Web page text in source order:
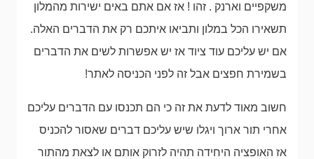
משקפיים וארנק . זהו ! אז אם אתם באים ישירות מהמלון
תשאירו הכל במלון ותביאו איתכם רק את הדברים האלה.
אם יש עליכם עוד ציוד אז יש אפשרות לשים את הדברים
בשמירת חפצים אבל זה לפני הכניסה לאתר!
חשוב מאוד לדעת את זה כי הם תכנסו עם הדברים עליכם
אחרי תור ארוך ויגלו שיש עליכם דברים שאסור להכניס
אז האופציה היחידה תהיה לזרוק אותם או לצאת מהתור